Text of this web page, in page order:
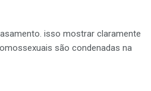
isso mostrar claramente
são condenadas na